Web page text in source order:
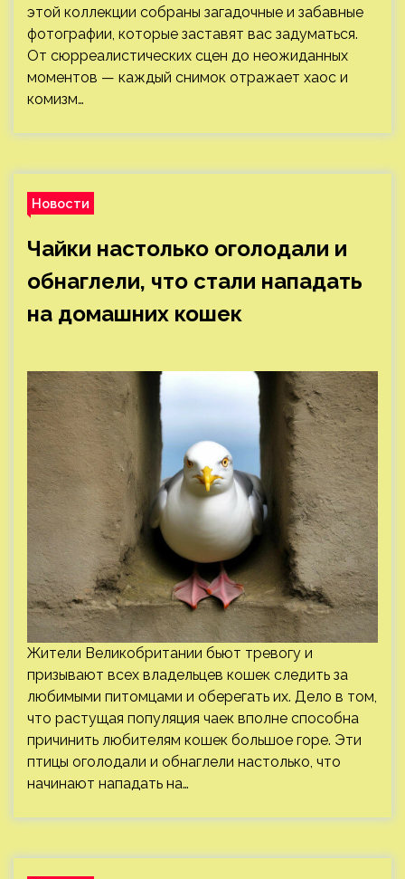
этой коллекции собраны загадочные и забавные
фотографии, которые заставят вас задуматься.
От сюрреалистических сцен до неожиданных
моментов — каждый снимок отражает хаос и
комизм…
Новости
Чайки настолько оголодали и
обнаглели, что стали нападать
на домашних кошек
Жители Великобритании бьют тревогу и
призывают всех владельцев кошек следить за
любимыми питомцами и оберегать их. Дело в том,
что растущая популяция чаек вполне способна
причинить любителям кошек большое горе. Эти
птицы оголодали и обнаглели настолько, что
начинают нападать на…